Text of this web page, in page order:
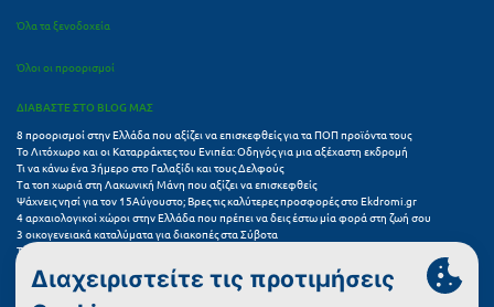
Καλαμάτα
Κάλαμος
Καλαμπάκα
Κάλυμνος
Καμένα Βούρλα
Καρδάμαινα
Καρδαμύλη
Όλα τα ξενοδοχεία
Όλοι οι προορισμοί
ΔΙΑΒΑΣΤΕ ΣΤΟ BLOG ΜΑΣ
8 προορισμοί στην Ελλάδα που αξίζει να επισκεφθείς για τα ΠΟΠ προϊόντα τους
Το Λιτόχωρο και οι Καταρράκτες του Ενιπέα: Οδηγός για μια αξέχαστη εκδρομή
Τι να κάνω ένα 3ήμερο στο Γαλαξίδι και τους Δελφούς
Τα τοπ χωριά στη Λακωνική Μάνη που αξίζει να επισκεφθείς
Ψάχνεις νησί για τον 15Αύγουστο; Βρες τις καλύτερες προσφορές στο Ekdromi.gr
4 αρχαιολογικοί χώροι στην Ελλάδα που πρέπει να δεις έστω μία φορά στη ζωή σου
3 οικογενειακά καταλύματα για διακοπές στα Σύβοτα
Τα 11 καλύτερα καλοκαιρινά resorts στην Ελλάδα
7 μικρά ελληνικά νησιά για αξέχαστες καλοκαιρινές διακοπές
5+1 ινσταγκραμικές παραλίες στην Ελλάδα που αξίζουν μια θέση στο feed σου